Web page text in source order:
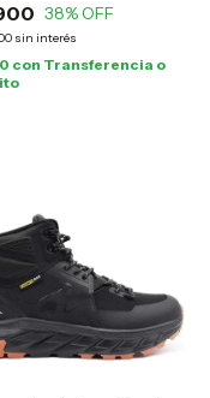
38% OFF
sin interés
con Transferencia o